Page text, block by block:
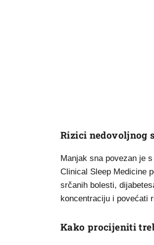
Rizici nedovoljnog
Manjak sna povezan je
Clinical Sleep Medicine
srčanih bolesti,
koncentraciju i povećati
Kako procijeniti